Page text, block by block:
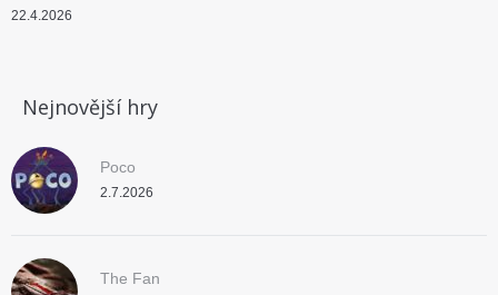
22.4.2026
Nejnovější hry
Poco
2.7.2026
The Fan